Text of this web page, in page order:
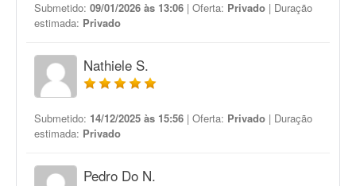
Submetido: 09/01/2026 às 13:06 | Oferta: Privado | Duração
estimada: Privado
Nathiele S.
Submetido: 14/12/2025 às 15:56 | Oferta: Privado | Duração
estimada: Privado
Pedro Do N.